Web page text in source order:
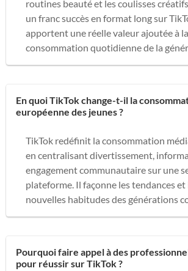
routines beauté et les coulisses
un franc succès en format long sur
apportent une réelle valeur ajoutée à la
consommation quotidienne de la
En quoi TikTok change-t-il la
européenne des jeunes ?
TikTok redéfinit la consommation
en centralisant divertissement,
engagement communautaire sur une
plateforme. Il façonne les tendances
nouvelles habitudes des générations
Pourquoi faire appel à des
pour réussir sur TikTok ?